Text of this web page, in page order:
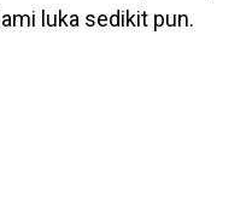
luka sedikit pun.